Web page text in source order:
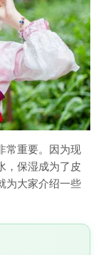
常重要。因为现
，保湿成为了皮
为大家介绍一些